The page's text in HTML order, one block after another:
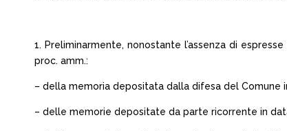
1. Preliminarmente, nonostante l’assenza di
proc. amm.:
– della memoria depositata dalla difesa del Comune
– delle memorie depositate da parte ricorrente in